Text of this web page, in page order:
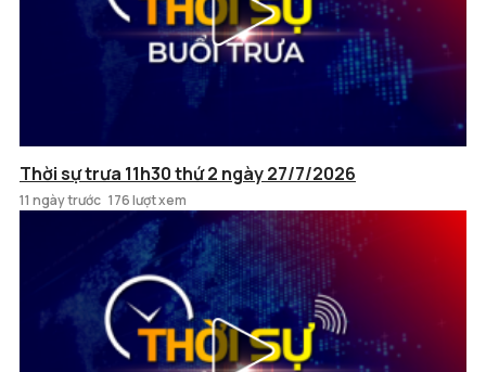
Thời sự trưa 11h30 thứ 2 ngày 27/7/2026
11 ngày trước 176 lượt xem